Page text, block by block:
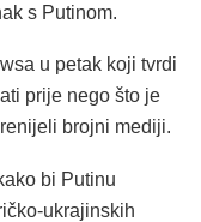
s Putinom.
u petak koji tvrdi
prije nego što je
brojni mediji.
bi Putinu
ukrajinskih